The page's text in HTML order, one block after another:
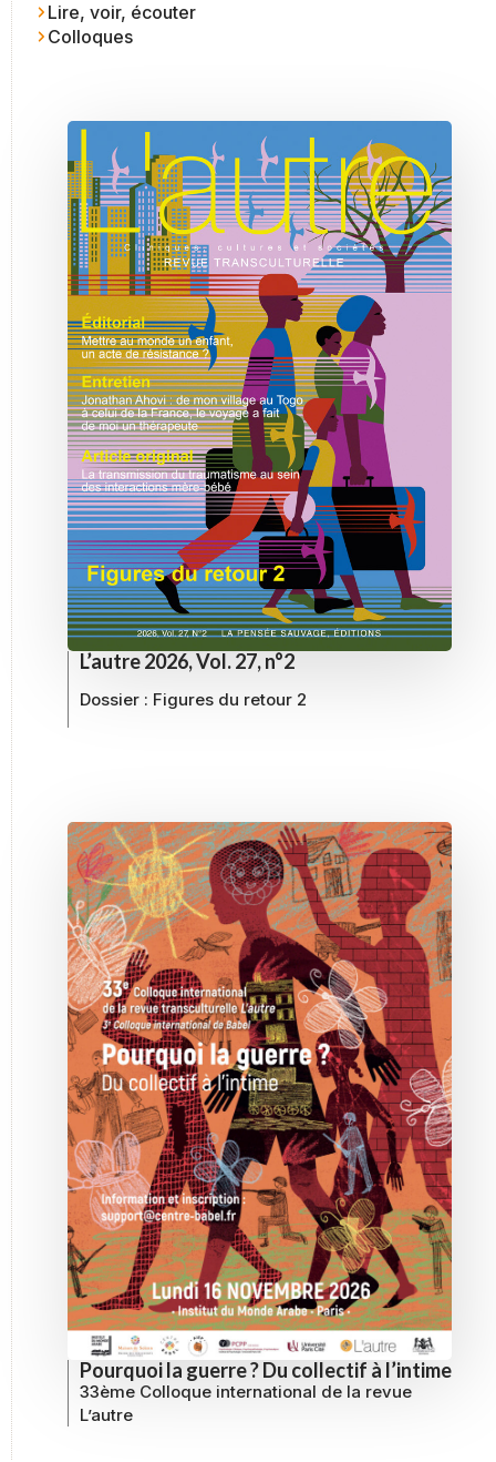
Lire, voir, écouter
Colloques
L’autre 2026, Vol. 27, n°2
Dossier : Figures du retour 2
Pourquoi la guerre ? Du collectif à l’intime
33ème Colloque international de la revue
L’autre